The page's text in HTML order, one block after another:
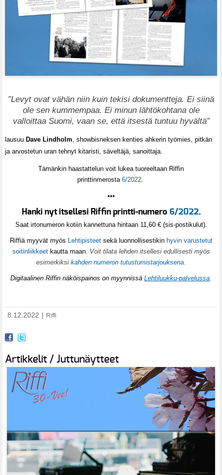
”Levyt ovat vähän niin kuin tekisi dokumentteja. Ei siinä
ole sen kummempaa. Ei minun lähtökohtana ole
valloittaa Suomi, vaan se, että itsestä tuntuu hyvältä”
lausuu Dave Lindholm , showbisneksen kenties ahkerin työmies, pitkän
ja arvostetun uran tehnyt kitaristi, säveltäjä, sanoittaja
Tämänkin haastattelun voit lukea tuoreeltaan Riffin
printtinmerosta 6/2022.
•••
Hanki nyt itsellesi Riffin printti-numero 6/2022.
Saat irtonumeron kotiin kannettuna hintaan 11,60 € (sis-postikulut).
Riffiä myyvät myös Lehtipisteetsekä luonnollisestikin hyvin varustetut
soitinliikkeetkautta maan. Voit tilata lehden itsellesi edullisesti myös
esimerkiksi kahden numeron tutustumistarjouksena.
Digitaalinen Riffin näköispainos on myynnissä Lehtiluukku-palvelussa.
8.12.2022 Riffi
Artikkelit / Juttunäytteet